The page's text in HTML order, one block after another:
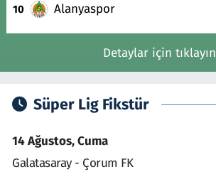
10 Alanyaspor
Detaylar için tıklayın
Süper Lig Fikstür
14 Ağustos, Cuma
Galatasaray - Çorum FK